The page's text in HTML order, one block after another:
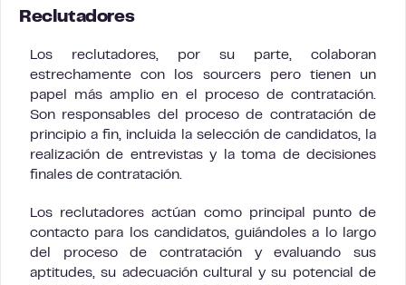
Reclutadores
Los reclutadores, por su parte, colaboran
estrechamente con los sourcers pero tienen un
papel más amplio en el proceso de contratación.
Son responsables del proceso de contratación de
principio a fin, incluida la selección de candidatos, la
realización de entrevistas y la toma de decisiones
finales de contratación.
Los reclutadores actúan como principal punto de
contacto para los candidatos, guiándoles a lo largo
del proceso de contratación y evaluando sus
aptitudes, su adecuación cultural y su potencial de